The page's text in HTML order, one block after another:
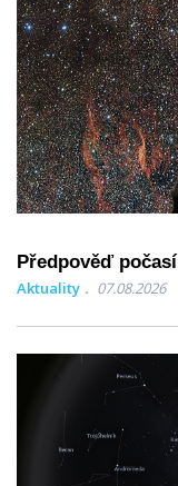
Předpověď
Aktuality 07.08.2026